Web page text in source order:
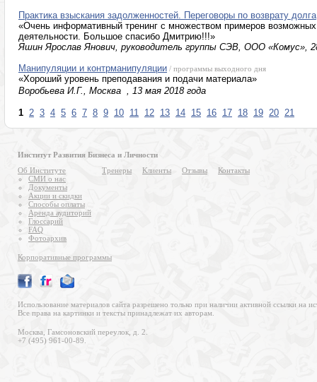
Практика взыскания задолженностей. Переговоры по возврату долга
«Очень информативный тренинг с множеством примеров возможных
деятельности. Большое спасибо Дмитрию!!!»
Яшин Ярослав Янович, руководитель группы СЭВ, ООО «Комус»,
Манипуляции и контрманипуляции / программы выходного дня
«Хороший уровень преподавания и подачи материала»
Воробьева И.Г., Москва , 13 мая 2018 года
1 2 3 4 5 6 7 8 9 10 11 12 13 14 15 16 17 18 19 20 21
Институт Развития Бизнеса и Личности
Об Институте
СМИ о нас
Документы
Акции и скидки
Способы оплаты
Аренда аудиторий
Глоссарий
FAQ
Фотоархив
Тренеры Клиенты Отзывы Контакты
Корпоративные программы
Использование материалов сайта разрешено только при наличии активной ссылки на
Все права на картинки и тексты принадлежат их авторам.
Москва, Гамсоновский переулок, д. 2.
+7 (495) 961-00-89.